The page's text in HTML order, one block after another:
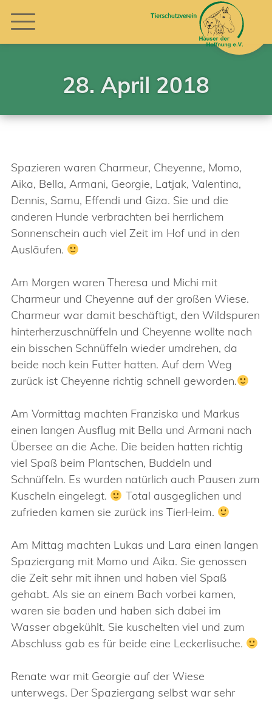
28. April 2018
Spazieren waren Charmeur, Cheyenne, Momo,
Aika, Bella, Armani, Georgie, Latjak, Valentina,
Dennis, Samu, Effendi und Giza. Sie und die
anderen Hunde verbrachten bei herrlichem
Sonnenschein auch viel Zeit im Hof und in den
Ausläufen.
Am Morgen waren Theresa und Michi mit
Charmeur und Cheyenne auf der großen Wiese.
Charmeur war damit beschäftigt, den Wildspuren
hinterherzuschnüffeln und Cheyenne wollte nach
ein bisschen Schnüffeln wieder umdrehen, da
beide noch kein Futter hatten. Auf dem Weg
zurück ist Cheyenne richtig schnell geworden.
Am Vormittag machten Franziska und Markus
einen langen Ausflug mit Bella und Armani nach
Übersee an die Ache. Die beiden hatten richtig
viel Spaß beim Plantschen, Buddeln und
Schnüffeln. Es wurden natürlich auch Pausen zum
Kuscheln eingelegt.
Total ausgeglichen und
zufrieden kamen sie zurück ins TierHeim.
Am Mittag machten Lukas und Lara einen langen
Spaziergang mit Momo und Aika. Sie genossen
die Zeit sehr mit ihnen und haben viel Spaß
gehabt. Als sie an einem Bach vorbei kamen,
waren sie baden und haben sich dabei im
Wasser abgekühlt. Sie kuschelten viel und zum
Abschluss gab es für beide eine Leckerlisuche.
Renate war mit Georgie auf der Wiese
unterwegs. Der Spaziergang selbst war sehr